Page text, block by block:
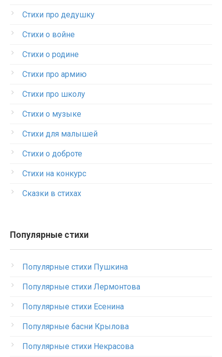
Стихи про дедушку
Стихи о войне
Стихи о родине
Стихи про армию
Стихи про школу
Стихи о музыке
Стихи для малышей
Стихи о доброте
Стихи на конкурс
Сказки в стихах
Популярные стихи
Популярные стихи Пушкина
Популярные стихи Лермонтова
Популярные стихи Есенина
Популярные басни Крылова
Популярные стихи Некрасова